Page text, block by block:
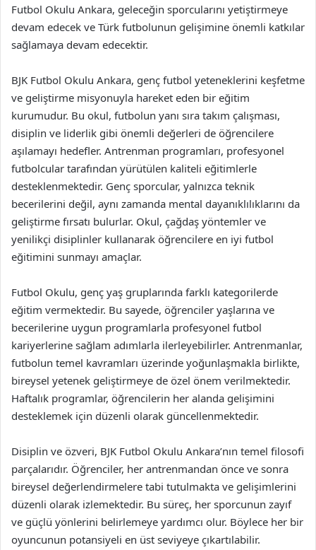
Futbol Okulu Ankara, geleceğin sporcularını yetiştirmeye
devam edecek ve Türk futbolunun gelişimine önemli katkılar
sağlamaya devam edecektir.
BJK Futbol Okulu Ankara, genç futbol yeteneklerini keşfetme
ve geliştirme misyonuyla hareket eden bir eğitim
kurumudur. Bu okul, futbolun yanı sıra takım çalışması,
disiplin ve liderlik gibi önemli değerleri de öğrencilere
aşılamayı hedefler. Antrenman programları, profesyonel
futbolcular tarafından yürütülen kaliteli eğitimlerle
desteklenmektedir. Genç sporcular, yalnızca teknik
becerilerini değil, aynı zamanda mental dayanıklılıklarını da
geliştirme fırsatı bulurlar. Okul, çağdaş yöntemler ve
yenilikçi disiplinler kullanarak öğrencilere en iyi futbol
eğitimini sunmayı amaçlar.
Futbol Okulu, genç yaş gruplarında farklı kategorilerde
eğitim vermektedir. Bu sayede, öğrenciler yaşlarına ve
becerilerine uygun programlarla profesyonel futbol
kariyerlerine sağlam adımlarla ilerleyebilirler. Antrenmanlar,
futbolun temel kavramları üzerinde yoğunlaşmakla birlikte,
bireysel yetenek geliştirmeye de özel önem verilmektedir.
Haftalık programlar, öğrencilerin her alanda gelişimini
desteklemek için düzenli olarak güncellenmektedir.
Disiplin ve özveri, BJK Futbol Okulu Ankara’nın temel filosofi
parçalarıdır. Öğrenciler, her antrenmandan önce ve sonra
bireysel değerlendirmelere tabi tutulmakta ve gelişimlerini
düzenli olarak izlemektedir. Bu süreç, her sporcunun zayıf
ve güçlü yönlerini belirlemeye yardımcı olur. Böylece her bir
oyuncunun potansiyeli en üst seviyeye çıkartılabilir.